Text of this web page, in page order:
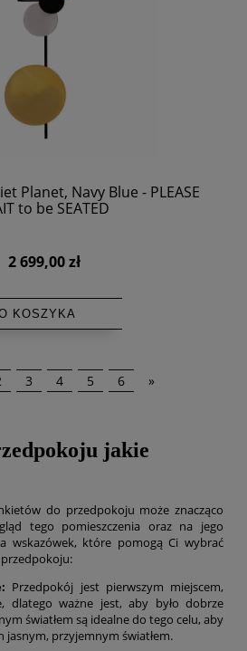
Planet, Navy Blue - PLEASE
to be SEATED
2 699,00 zł
KOSZYKA
3 4 5 6 »
jakie
do przedpokoju może znacząco
tego pomieszczenia oraz na jego
wskazówek, które pomogą Ci wybrać
Przedpokój jest pierwszym miejscem,
dlatego ważne jest, aby było dobrze
światłem są idealne do tego celu, aby
jasnym, przyjemnym światłem.